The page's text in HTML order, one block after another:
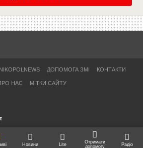
ДОПОМОГА ЗМІ КОНТАКТИ
НАС МІТКИ САЙТУ
Новини Lite
Отримати
допомогу
Радіо